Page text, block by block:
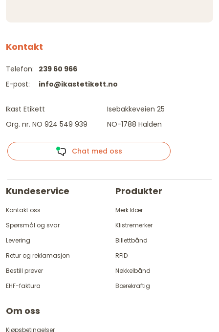
Kontakt
Telefon:
E-post:
239 60 966
info@ikastetikett.no
Ikast Etikett
Org. nr. NO 924 549 939
Isebakkeveien 25
NO-1788 Halden
Chat med oss
Kundeservice
Kontakt oss
Spørsmål og svar
Levering
Retur og reklamasjon
Bestill prøver
EHF-faktura
Produkter
Merk klær
Klistremerker
Billettbånd
RFID
Nøkkelbånd
Bærekraftig
Om oss
Kjøpsbetingelser